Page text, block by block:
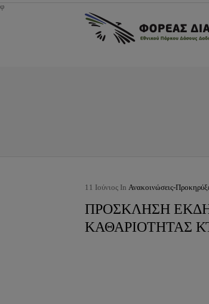
φ
11 Ιούνιος In Ανακοινώσεις-
ΠΡΟΣΚΛΗΣΗ
ΚΑΘΑΡΙΟΤΗΤΑΣ